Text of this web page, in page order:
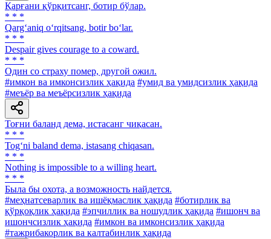
Қарғани қўрқитсанг, ботир бўлар.
* * *
Qarg‘aniq o‘rqitsang, botir bo‘lar.
* * *
Despair gives courage to a coward.
* * *
Один со страху помер, другой ожил.
#имкон ва имконсизлик ҳақида #умид ва умидсизлик ҳақида
#меъёр ва меъёрсизлик ҳақида
Тоғни баланд дема, истасанг чиқасан.
* * *
Tog‘ni baland dema, istasang chiqasan.
* * *
Nothing is impossible to a willing heart.
* * *
Была бы охота, а возможность найдется.
#меҳнатсеварлик ва ишёқмаслик ҳақида #ботирлик ва
қўрқоқлик ҳақида #эпчиллик ва ношудлик ҳақида #ишонч ва
ишончсизлик ҳақида #имкон ва имконсизлик ҳақида
#тажрибакорлик ва калтабинлик ҳақида